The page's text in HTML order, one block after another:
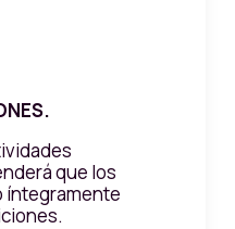
que los
íntegramente